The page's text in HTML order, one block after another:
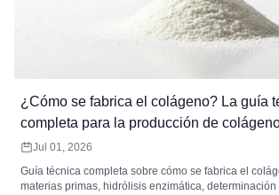
¿Cómo se fabrica el colágeno? La guía
completa para la producción de
Jul 01, 2026
Guía técnica completa sobre cómo se fabrica el
materias primas, hidrólisis enzimática, determinación